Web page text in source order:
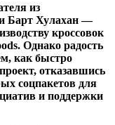
из
Барт Хулахан —
кроссовок
Однако радость
как быстро
отказавшись
соцпакетов для
и поддержки